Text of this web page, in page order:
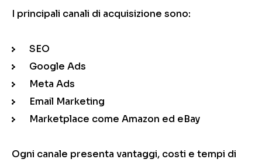
I principali canali di acquisizione sono:
SEO
Google Ads
Meta Ads
Email Marketing
Marketplace come Amazon ed eBay
Ogni canale presenta vantaggi, costi e tempi di